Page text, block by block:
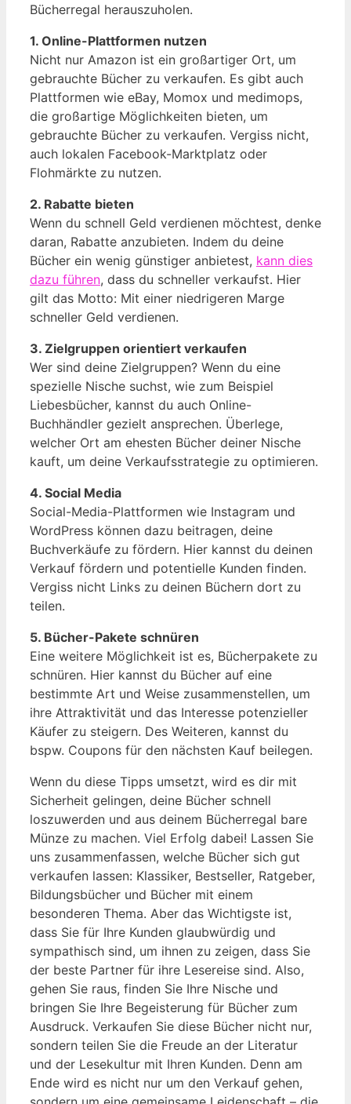
Bücherregal herauszuholen.
1. Online-Plattformen nutzen
Nicht nur Amazon ist ein großartiger Ort, um
gebrauchte Bücher zu verkaufen. Es gibt auch
Plattformen wie eBay, Momox und medimops,
die großartige Möglichkeiten bieten, um
gebrauchte Bücher zu verkaufen. Vergiss nicht,
auch lokalen Facebook-Marktplatz oder
Flohmärkte zu nutzen.
2. Rabatte bieten
Wenn du schnell Geld verdienen möchtest, denke
daran, Rabatte anzubieten. Indem du deine
Bücher ein wenig günstiger anbietest, kann dies
dazu führen, dass du schneller verkaufst. Hier
gilt das Motto: Mit einer niedrigeren Marge
schneller Geld verdienen.
3. Zielgruppen orientiert verkaufen
Wer sind deine Zielgruppen? Wenn du eine
spezielle Nische suchst, wie zum Beispiel
Liebesbücher, kannst du auch Online-
Buchhändler gezielt ansprechen. Überlege,
welcher Ort am ehesten Bücher deiner Nische
kauft, um deine Verkaufsstrategie zu optimieren.
4. Social Media
Social-Media-Plattformen wie Instagram und
WordPress können dazu beitragen, deine
Buchverkäufe zu fördern. Hier kannst du deinen
Verkauf fördern und potentielle Kunden finden.
Vergiss nicht Links zu deinen Büchern dort zu
teilen.
5. Bücher-Pakete schnüren
Eine weitere Möglichkeit ist es, Bücherpakete zu
schnüren. Hier kannst du Bücher auf eine
bestimmte Art und Weise zusammenstellen, um
ihre Attraktivität und das Interesse potenzieller
Käufer zu steigern. Des Weiteren, kannst du
bspw. Coupons für den nächsten Kauf beilegen.
Wenn du diese Tipps umsetzt, wird es dir mit
Sicherheit gelingen, deine Bücher schnell
loszuwerden und aus deinem Bücherregal bare
Münze zu machen. Viel Erfolg dabei! Lassen Sie
uns zusammenfassen, welche Bücher sich gut
verkaufen lassen: Klassiker, Bestseller, Ratgeber,
Bildungsbücher und Bücher mit einem
besonderen Thema. Aber das Wichtigste ist,
dass Sie für Ihre Kunden glaubwürdig und
sympathisch sind, um ihnen zu zeigen, dass Sie
der beste Partner für ihre Lesereise sind. Also,
gehen Sie raus, finden Sie Ihre Nische und
bringen Sie Ihre Begeisterung für Bücher zum
Ausdruck. Verkaufen Sie diese Bücher nicht nur,
sondern teilen Sie die Freude an der Literatur
und der Lesekultur mit Ihren Kunden. Denn am
Ende wird es nicht nur um den Verkauf gehen,